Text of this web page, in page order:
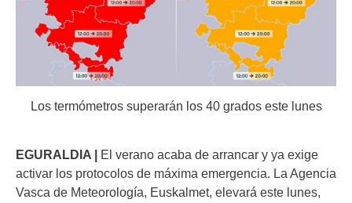
Los termómetros superarán los 40 grados este lunes
EGURALDIA | El verano acaba de arrancar y ya exige
activar los protocolos de máxima emergencia. La Agencia
Vasca de Meteorología, Euskalmet, elevará este lunes,